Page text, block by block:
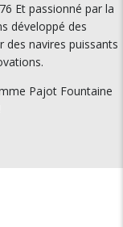
Et passionné par la
développé des
des navires puissants
Pajot Fountaine